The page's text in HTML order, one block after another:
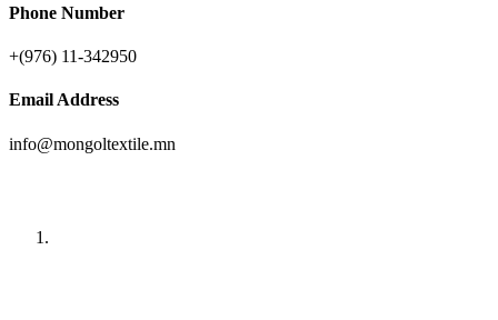
Phone Number
+(976) 11-342950
Email Address
info@mongoltextile.mn